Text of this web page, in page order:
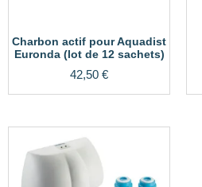
Charbon actif pour Aquadist
Euronda (lot de 12 sachets)
42,50 €